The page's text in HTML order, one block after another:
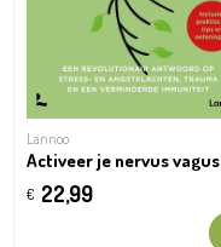
Lannoo
Activeer je nervus vagus
€ 22,99